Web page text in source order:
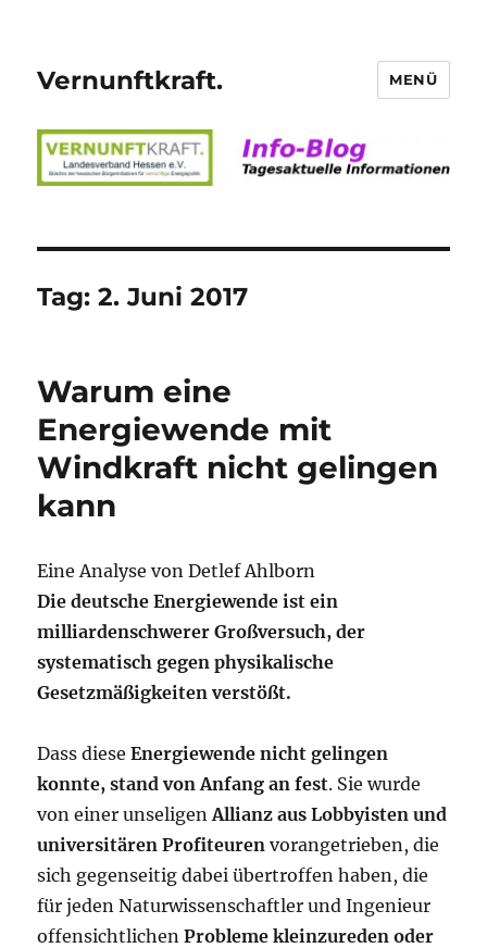
Vernunftkraft. MENÜ
Tag:2. Juni 2017
Warum eine
Energiewende mit
Windkraft nicht gelingen
kann
Eine Analyse von Detlef Ahlborn
Die deutsche Energiewende ist ein
milliardenschwerer Großversuch, der
systematisch gegen physikalische
Gesetzmäßigkeiten verstößt.
Dass dieseEnergiewende nicht gelingen
konnte, stand von Anfang an fest. Sie wurde
von einer unseligenAllianz aus Lobbyisten und
universitären Profiteuren vorangetrieben, die
sich gegenseitig dabei übertroffen haben, die
für jeden Naturwissenschaftler und Ingenieur
offensichtlichenProbleme kleinzureden oder